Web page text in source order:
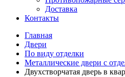
Доставка
Контакты
Главная
Двери
По виду отделки
Металлические двери с
Двухстворчатая дверь в